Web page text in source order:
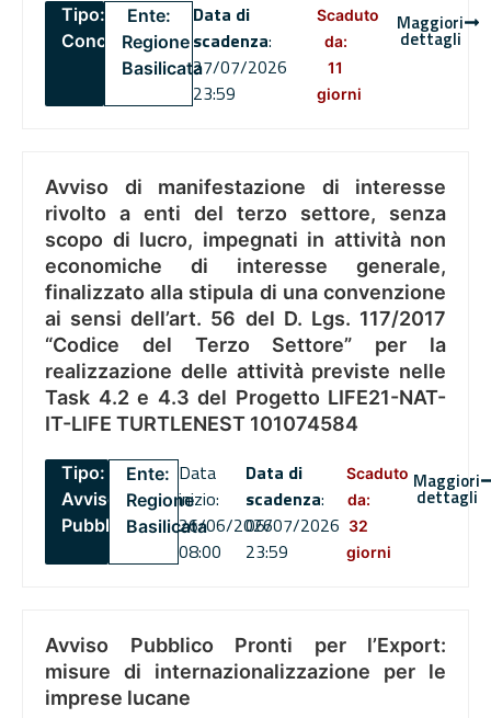
Tipo:
Concorsi
Ente:
Regione
Basilicata
Data di
scadenza:
27/07/2026
23:59
Scaduto
da:
11
giorni
Maggiori
dettagli
Avviso di manifestazione di interesse
rivolto a enti del terzo settore, senza
scopo di lucro, impegnati in attività non
economiche di interesse generale,
finalizzato alla stipula di una convenzione
ai sensi dell’art. 56 del D. Lgs. 117/2017
“Codice del Terzo Settore” per la
realizzazione delle attività previste nelle
Task 4.2 e 4.3 del Progetto LIFE21-NAT-
IT-LIFE TURTLENEST 101074584
Tipo:
Avviso
Pubblico
Ente:
Regione
Basilicata
Data
inizio:
26/06/2026
08:00
Data di
scadenza:
06/07/2026
23:59
Scaduto
da:
32
giorni
Maggiori
dettagli
Avviso Pubblico Pronti per l’Export:
misure di internazionalizzazione per le
imprese lucane